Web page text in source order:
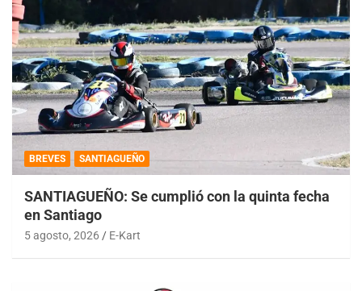
BREVES SANTIAGUEÑO
SANTIAGUEÑO: Se cumplió con la quinta fecha
en Santiago
5 agosto, 2026 E-Kart